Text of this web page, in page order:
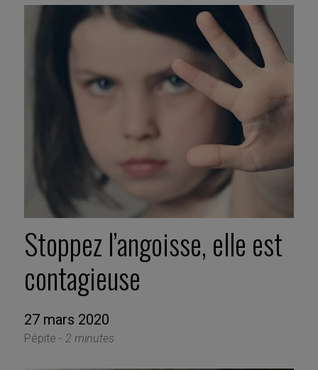
Stoppez l’angoisse, elle est
contagieuse
27 mars 2020
Pépite - 2 minutes